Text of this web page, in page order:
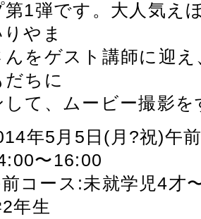
第1弾です。大人気え
やま
んをゲスト講師に迎
だちに
して、ムービー撮影
年5月5日(月?祝)午
〜16:00
コース:未就学児4才
年生